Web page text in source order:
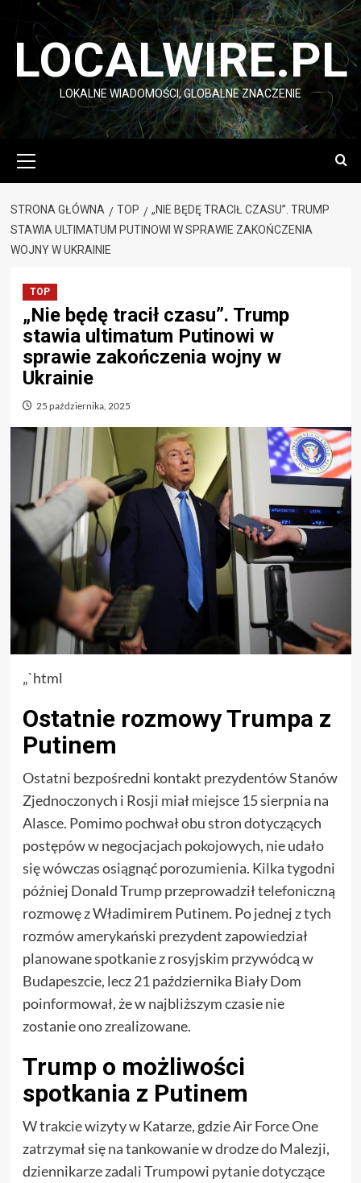
Przejdź
LOCALWIRE.PL
LOKALNE WIADOMOŚCI, GLOBALNE ZNACZENIE
główne
STRONA GŁÓWNA TOP
„NIE BĘDĘ TRACIŁ CZASU”. TRUMP
STAWIA ULTIMATUM PUTINOWI W SPRAWIE ZAKOŃCZENIA
WOJNY W UKRAINIE
TOP
„Nie będę tracił czasu”. Trump
stawia ultimatum Putinowi w
sprawie zakończenia wojny w
Ukrainie
25 października, 2025
„`html
Ostatnie rozmowy Trumpa z
Putinem
Ostatni bezpośredni kontakt prezydentów Stanów
Zjednoczonych i Rosji miał miejsce 15 sierpnia na
Alasce. Pomimo pochwał obu stron dotyczących
postępów w negocjacjach pokojowych, nie udało
się wówczas osiągnąć porozumienia. Kilka tygodni
później Donald Trump przeprowadził telefoniczną
rozmowę z Władimirem Putinem. Po jednej z tych
rozmów amerykański prezydent zapowiedział
planowane spotkanie z rosyjskim przywódcą w
Budapeszcie, lecz 21 października Biały Dom
poinformował, że w najbliższym czasie nie
zostanie ono zrealizowane.
Trump o możliwości
spotkania z Putinem
W trakcie wizyty w Katarze, gdzie Air Force One
zatrzymał się na tankowanie w drodze do Malezji,
dziennikarze zadali Trumpowi pytanie dotyczące